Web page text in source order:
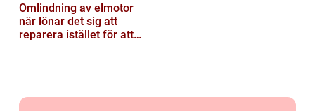
Omlindning av elmotor
när lönar det sig att
reparera istället för att